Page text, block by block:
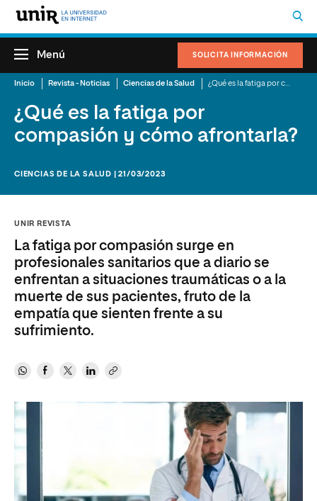
SOLICITA INFORMACIÓN
Menú
Inicio Revista - Noticias Ciencias de la Salud
¿Qué es la fatiga por
compasión y cómo afrontarla?
CIENCIAS DE LA SALUD | 21/03/2023
UNIR REVISTA
La fatiga por compasión surge en
profesionales sanitarios que a diario se
enfrentan a situaciones traumáticas o a la
muerte de sus pacientes, fruto de la
empatía que sienten frente a su
sufrimiento.